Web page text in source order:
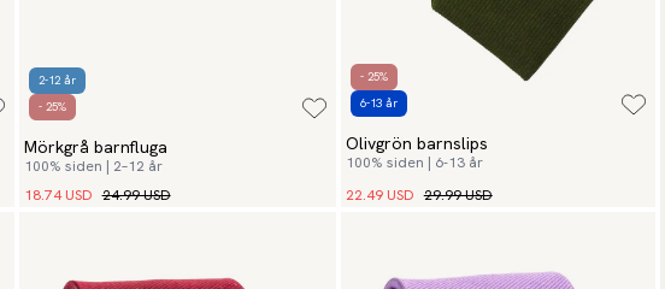
2-12 år
- 25%
Mörkgrå barnfluga
100% siden | 2–12 år
18.74 USD 24.99 USD
- 25%
6-13 år
Olivgrön barnslips
100% siden | 6-13 år
22.49 USD 29.99 USD